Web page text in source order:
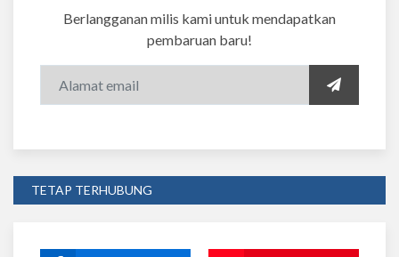
Berlangganan milis kami untuk mendapatkan
pembaruan baru!
TETAP TERHUBUNG